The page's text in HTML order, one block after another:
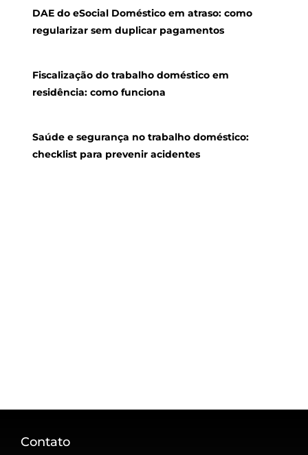
DAE do eSocial Doméstico em atraso: como
regularizar sem duplicar pagamentos
Fiscalização do trabalho doméstico em
residência: como funciona
Saúde e segurança no trabalho doméstico:
checklist para prevenir acidentes
Contato